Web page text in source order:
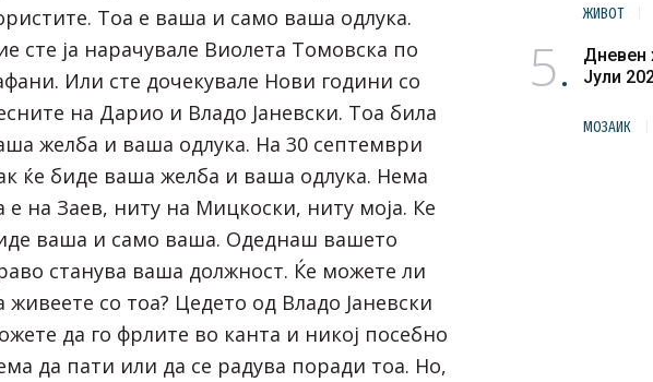
Тоа е ваша и само ваша одлука.
сте ја нарачувале Виолета Томовска по
Или сте дочекувале Нови години со
на Дарио и Владо Јаневски. Тоа била
желба и ваша одлука. На 30 септември
ќе биде ваша желба и ваша одлука. Нема
е на Заев, ниту на Мицкоски, ниту моја. Ке
ваша и само ваша. Одеднаш вашето
станува ваша должност. Ќе можете ли
живеете со тоа? Цедето од Владо Јаневски
да го фрлите во канта и никој посебно
да пати или да се радува поради тоа. Но,
ЖИВОТ
5
Дневен
Јули
МОЗАИК